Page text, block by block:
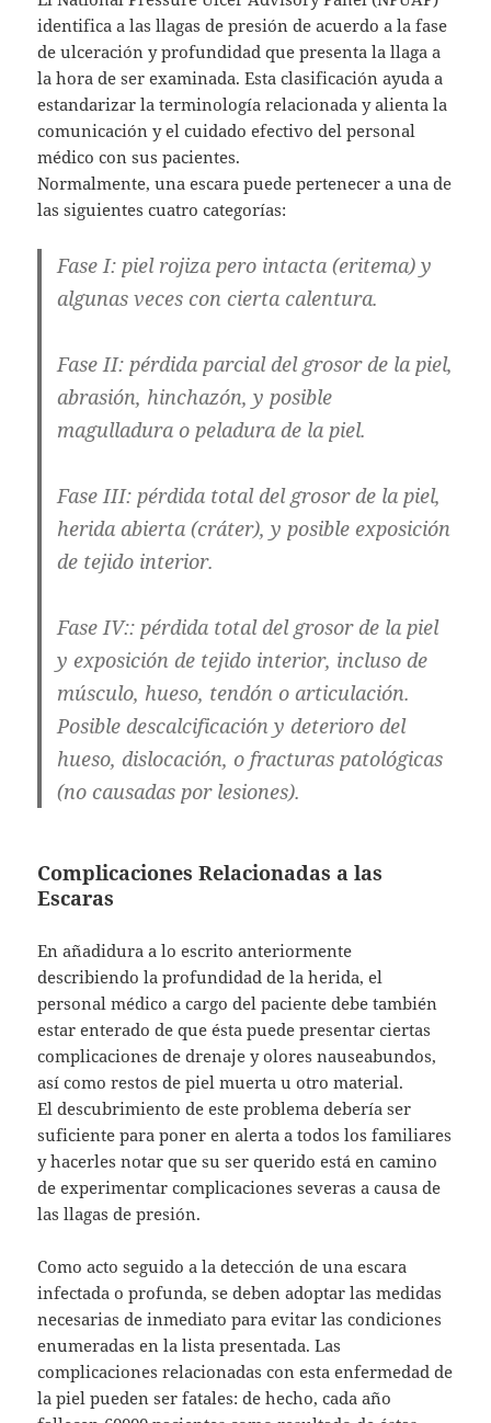
identifica a las llagas de presión de acuerdo a la fase
de ulceración y profundidad que presenta la llaga a
la hora de ser examinada. Esta clasificación ayuda a
estandarizar la terminología relacionada y alienta la
comunicación y el cuidado efectivo del personal
médico con sus pacientes.
Normalmente, una escara puede pertenecer a una de
las siguientes cuatro categorías:
Fase I: piel rojiza pero intacta (eritema) y
algunas veces con cierta calentura.
Fase II: pérdida parcial del grosor de la piel,
abrasión, hinchazón, y posible
magulladura o peladura de la piel.
Fase III: pérdida total del grosor de la piel,
herida abierta (cráter), y posible exposición
de tejido interior.
Fase IV:: pérdida total del grosor de la piel
y exposición de tejido interior, incluso de
músculo, hueso, tendón o articulación.
Posible descalcificación y deterioro del
hueso, dislocación, o fracturas patológicas
(no causadas por lesiones).
Complicaciones Relacionadas a las
Escaras
En añadidura a lo escrito anteriormente
describiendo la profundidad de la herida, el
personal médico a cargo del paciente debe también
estar enterado de que ésta puede presentar ciertas
complicaciones de drenaje y olores nauseabundos,
así como restos de piel muerta u otro material.
El descubrimiento de este problema debería ser
suficiente para poner en alerta a todos los familiares
y hacerles notar que su ser querido está en camino
de experimentar complicaciones severas a causa de
las llagas de presión.
Como acto seguido a la detección de una escara
infectada o profunda, se deben adoptar las medidas
necesarias de inmediato para evitar las condiciones
enumeradas en la lista presentada. Las
complicaciones relacionadas con esta enfermedad de
la piel pueden ser fatales: de hecho, cada año